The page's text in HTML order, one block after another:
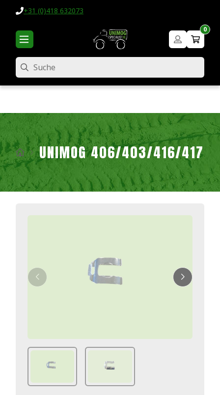
+31 (0)418 632073
0
Suche
UNIMOG 406/403/416/417